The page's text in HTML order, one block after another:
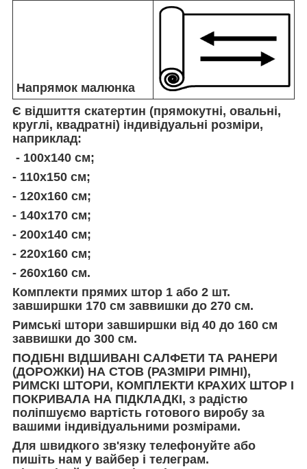
Напрямок малюнка
Є відшиття скатертин (прямокутні, овальні,
круглі, квадратні) індивідуальні розміри,
наприклад:
- 100х140 см;
- 110х150 cм;
- 120х160 см;
- 140х170 см;
- 200х140 см;
- 220х160 см;
- 260х160 см.
Комплекти прямих штор 1 або 2 шт.
завширшки 170 см заввишки до 270 см.
Римські штори завширшки від 40 до 160 см
заввишки до 300 см.
ПОДІБНІ ВІДШИВАНІ САЛФЕТИ ТА РАНЕРИ
(ДОРОЖКИ) НА СТОВ (РАЗМІРИ РІМНІ),
РИМСКІ ШТОРИ, КОМПЛЕКТИ КРАХИХ ШТОР І
ПОКРИВАЛА НА ПІДКЛАДКІ, з радістю
поліпшуємо вартість готового виробу за
вашими індивідуальними розмірами.
Для швидкого зв'язку телефонуйте або
пишіть нам у вайбер і телеграм.